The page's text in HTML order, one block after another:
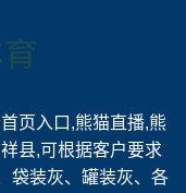
页入口,熊猫直播,熊
县,可根据客户要求
袋装灰、罐装灰、各